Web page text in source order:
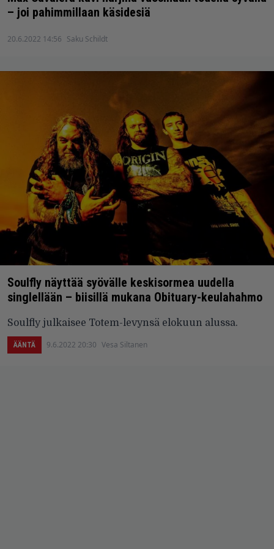
– joi pahimmillaan käsidesiä
20.6.2022 14:56 Saku Schildt
Soulfly näyttää syövälle keskisormea uudella
singlellään – biisillä mukana Obituary-keulahahmo
Soulfly julkaisee Totem-levynsä elokuun alussa.
ÄÄNTÄ 9.6.2022 20:30 Vesa Siltanen